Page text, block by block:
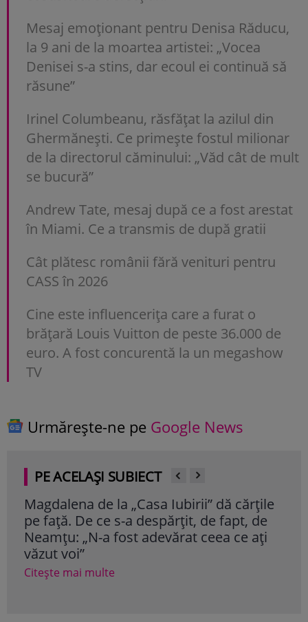
Mesaj emoționant pentru Denisa Răducu,
la 9 ani de la moartea artistei: „Vocea
Denisei s-a stins, dar ecoul ei continuă să
răsune”
Irinel Columbeanu, răsfățat la azilul din
Ghermănești. Ce primește fostul milionar
de la directorul căminului: „Văd cât de mult
se bucură”
Andrew Tate, mesaj după ce a fost arestat
în Miami. Ce a transmis de după gratii
Cât plătesc românii fără venituri pentru
CASS în 2026
Cine este influencerița care a furat o
brățară Louis Vuitton de peste 36.000 de
euro. A fost concurentă la un megashow
TV
Urmărește-ne pe Google News
PE ACELAȘI SUBIECT
Magdalena de la „Casa Iubirii” dă cărțile
pe față. De ce s-a despărțit, de fapt, de
Neamțu: „N-a fost adevărat ceea ce ați
văzut voi”
Citește mai multe